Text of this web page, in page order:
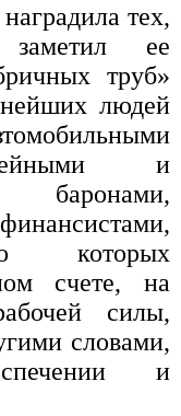
тех,
ее
труб»
людей
и
баронами,
которых
счете, на
силы,
словами,
и